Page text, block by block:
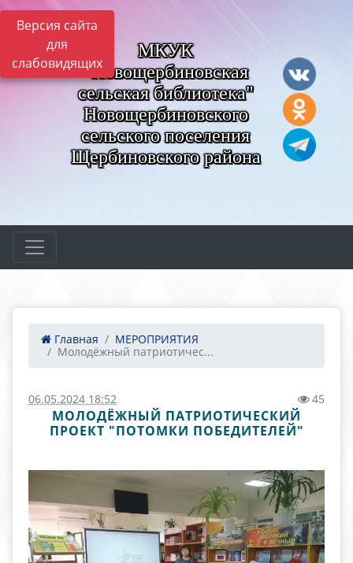
Версия сайта
для
слабовидящих
МКУК
"Новощербиновская
сельская библиотека"
Новощербиновского
сельского поселения
Щербиновского района
Главная
МЕРОПРИЯТИЯ
Молодёжный патриотичес...
06.05.2024 18:52 45
МОЛОДЁЖНЫЙ ПАТРИОТИЧЕСКИЙ
ПРОЕКТ "ПОТОМКИ ПОБЕДИТЕЛЕЙ"